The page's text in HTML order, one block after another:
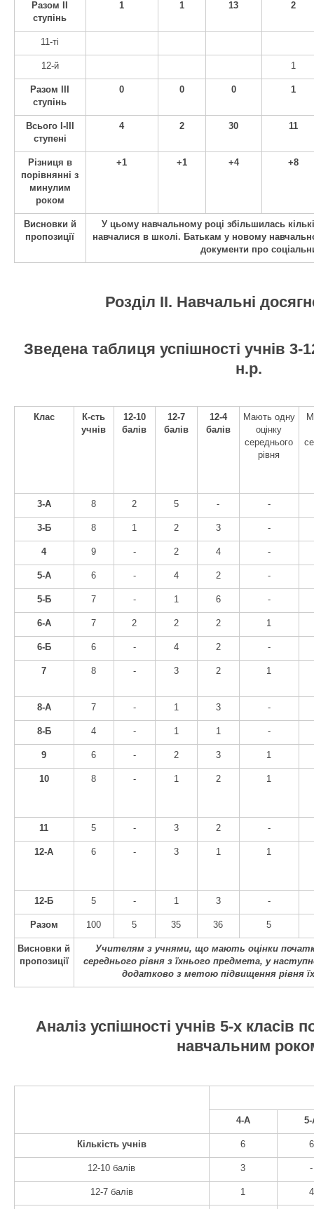
Разом ІІ
ступінь
1 1 13 2
11-ті
12-й 1
Разом ІІІ
ступінь
0 0 0 1
Всього І-ІІІ
ступені
4 2 30 11
Різниця в
порівнянні з
минулим
роком
+1 +1 +4 +8
Висновки й
пропозиції
У цьому навчальному році збільшилась
навчалися в школі. Батькам у новому
документи про
Розділ ІІ. Навчальні
Зведена таблиця успішності учнів 3-
н.р.
Клас
К-сть
учнів
12-10
балів
12-7
балів
12-4
балів
Мають одну
оцінку
середнього
рівня
3-А 8 2 5 - -
3-Б 8 1 2 3 -
4 9 - 2 4 -
5-А 6 - 4 2 -
5-Б 7 - 1 6 -
6-А 7 2 2 2 1
6-Б 6 - 4 2 -
7 8 - 3 2 1
8-А 7 - 1 3 -
8-Б 4 - 1 1 -
9 6 - 2 3 1
10 8 - 1 2 1
11 5 - 3 2 -
12-А 6 - 3 1 1
12-Б 5 - 1 3 -
Разом 100 5 35 36 5
Висновки й
пропозиції
Учителям з учнями, що мають оцінки
середнього рівня з їхнього предмета, у
додатково з метою підвищення рівня
Аналіз успішності учнів 5-х класів
навчальним
4-А
Кількість учнів 6 6
12-10 балів 3 -
12-7 балів 1 4